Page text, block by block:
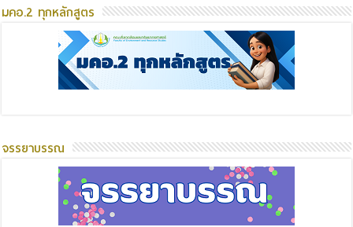
มคอ.2 ทุกหลักสูตร
จรรยาบรรณ